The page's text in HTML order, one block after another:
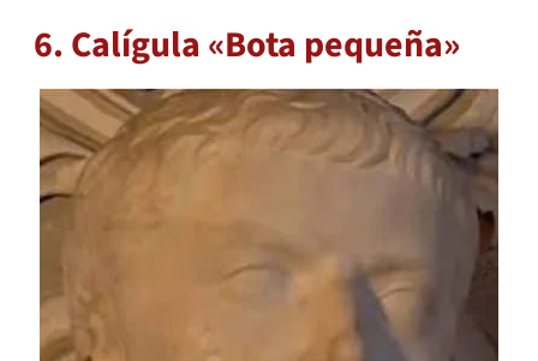
6. Calígula «Bota pequeña»